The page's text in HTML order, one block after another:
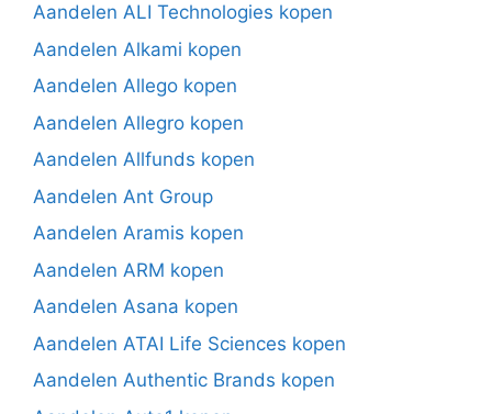
Aandelen ALI Technologies kopen
Aandelen Alkami kopen
Aandelen Allego kopen
Aandelen Allegro kopen
Aandelen Allfunds kopen
Aandelen Ant Group
Aandelen Aramis kopen
Aandelen ARM kopen
Aandelen Asana kopen
Aandelen ATAI Life Sciences kopen
Aandelen Authentic Brands kopen